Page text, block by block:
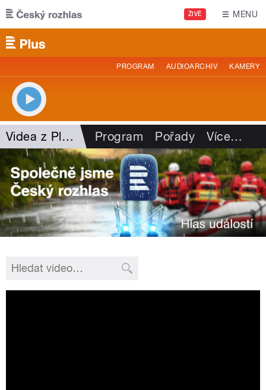
Přejít k hlavnímu obsahu
ŽIVĚ MENU
PROGRAM AUDIOARCHIV KAMERY
Videa z Plusu Program Pořady Více…